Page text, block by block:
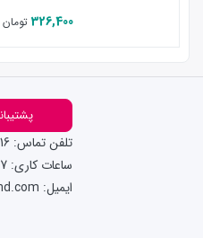
326,400 تومان
تلفن تماس: 09144119216
ساعات کاری: 7 روز هفته
ایمیل: info@torkbrand.com